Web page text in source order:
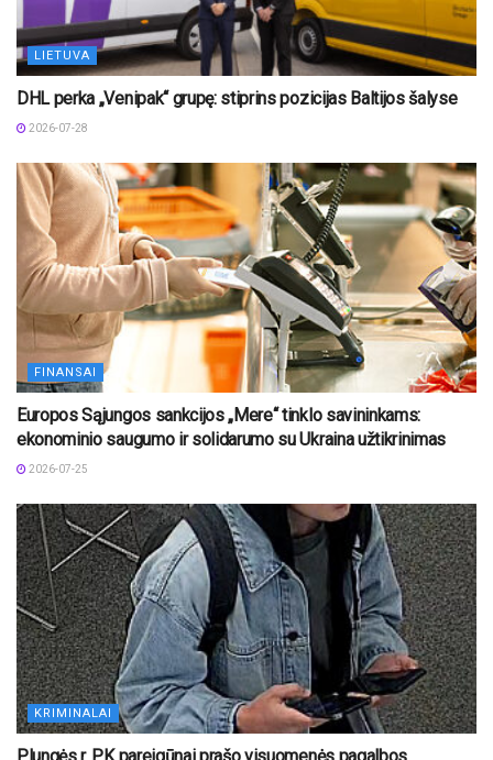
LIETUVA
DHL perka „Venipak“ grupę: stiprins pozicijas Baltijos šalyse
2026-07-28
FINANSAI
Europos Sąjungos sankcijos „Mere“ tinklo savininkams:
ekonominio saugumo ir solidarumo su Ukraina užtikrinimas
2026-07-25
KRIMINALAI